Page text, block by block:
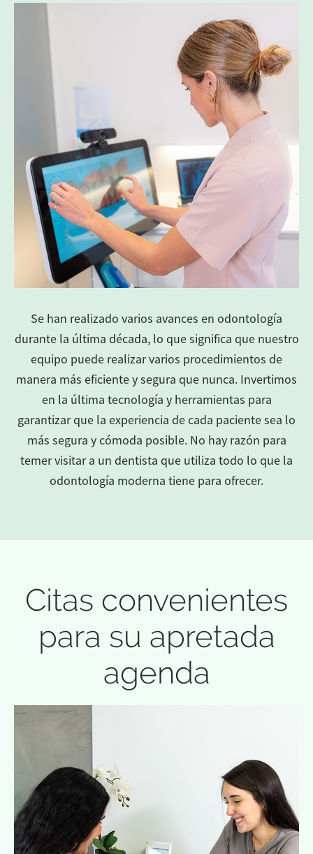
Se han realizado varios avances en odontología
durante la última década, lo que significa que nuestro
equipo puede realizar varios procedimientos de
manera más eficiente y segura que nunca. Invertimos
en la última tecnología y herramientas para
garantizar que la experiencia de cada paciente sea lo
más segura y cómoda posible. No hay razón para
temer visitar a un dentista que utiliza todo lo que la
odontología moderna tiene para ofrecer.
Citas convenientes
para su apretada
agenda